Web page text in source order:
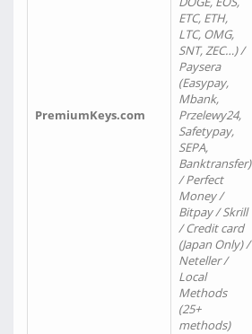
PremiumKeys.com
ETC, ETH,
LTC, OMG,
SNT, ZEC…) /
Paysera
(Easypay,
Mbank,
Przelewy24,
Safetypay,
SEPA,
Banktransfer)
/ Perfect
Money /
Bitpay / Skrill
/ Credit card
(Japan Only) /
Neteller /
Local
Methods
(25+
methods)